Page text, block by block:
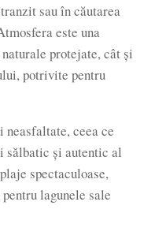
sau în căutarea
este una
protejate, cât și
potrivite pentru
ceea ce
sălbatic și autentic al
spectaculoase,
lagunele sale